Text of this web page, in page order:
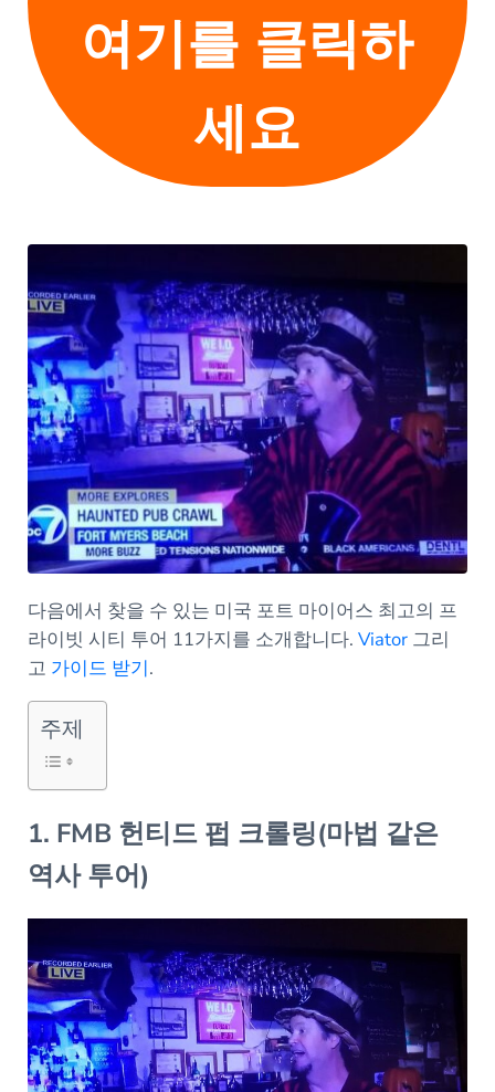
여기를 클릭하
세요
다음에서 찾을 수 있는 미국 포트 마이어스 최고의 프
라이빗 시티 투어 11가지를 소개합니다. Viator그리
고 가이드 받기.
주제
1. FMB 헌티드 펍 크롤링(마법 같은
역사 투어)